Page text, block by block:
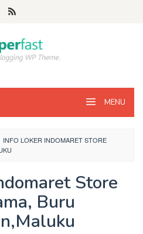
MENU
INFO LOKER INDOMARET STORE
Store
Buru